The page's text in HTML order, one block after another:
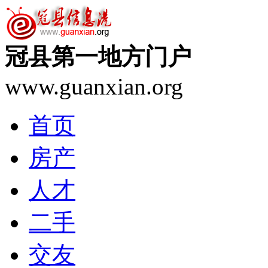
冠县第一地方门户
www.guanxian.org
首页
房产
人才
二手
交友